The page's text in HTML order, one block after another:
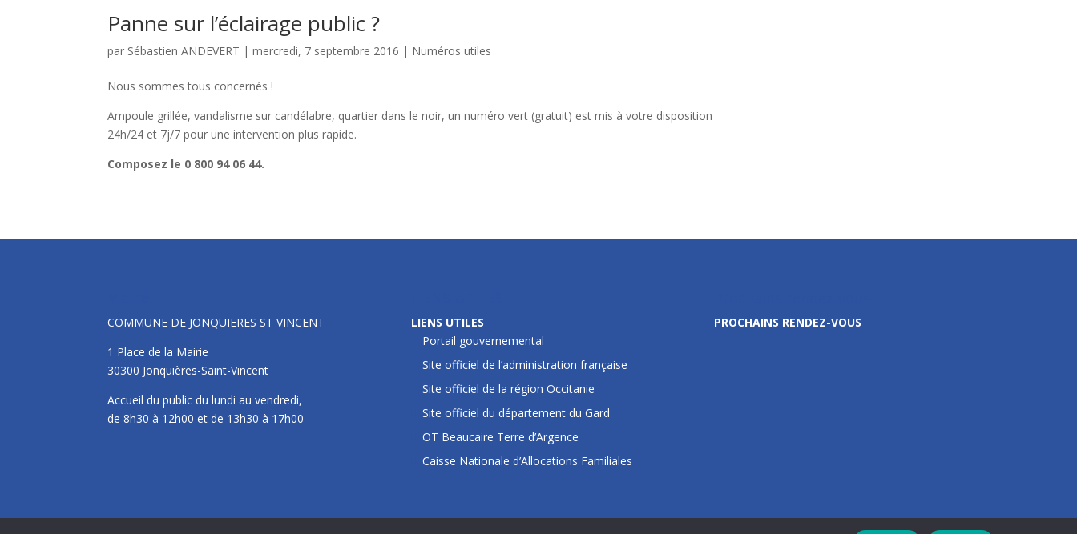
Panne sur l’éclairage public ?
par Sébastien ANDEVERT |mercredi, 7 septembre 2016 | Numéros utiles
Nous sommes tous concernés !
Ampoule grillée, vandalisme sur candélabre, quartier dans le noir, un numéro vert (gratuit) est mis à votre disposition
24h/24 et 7j/7 pour une intervention plus rapide.
Composez le 0 800 94 06 44.
COMMUNE DE JONQUIERES ST VINCENT
1 Place de la Mairie
30300 Jonquières-Saint-Vincent
Accueil du public du lundi au vendredi,
de 8h30 à 12h00 et de 13h30 à 17h00
LIENS UTILES
Portail gouvernemental
Site officiel de l’administration française
Site officiel de la région Occitanie
Site officiel du département du Gard
OT Beaucaire Terre d’Argence
Caisse Nationale d’Allocations Familiales
PROCHAINS RENDEZ-VOUS